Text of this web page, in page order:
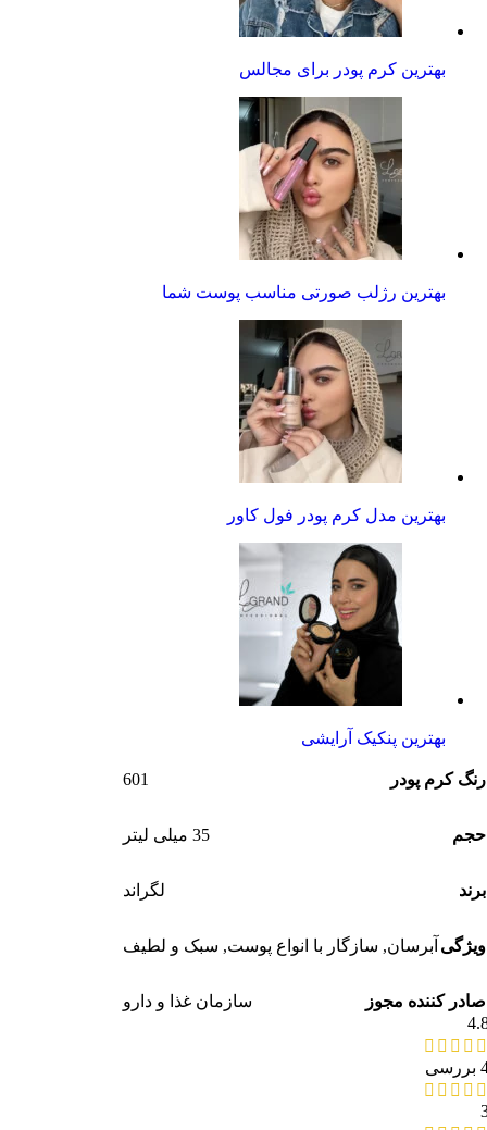
بهترین کرم پودر برای مجالس
بهترین رژلب صورتی مناسب پوست شما
بهترین مدل کرم پودر فول کاور
بهترین پنکیک آرایشی
رنگ کرم پودر 601
حجم 35 میلی لیتر
برند لگراند
ویژگی آبرسان, سازگار با انواع پوست‌, سبک و لطیف
صادر کننده مجوز
سازمان غذا و دارو